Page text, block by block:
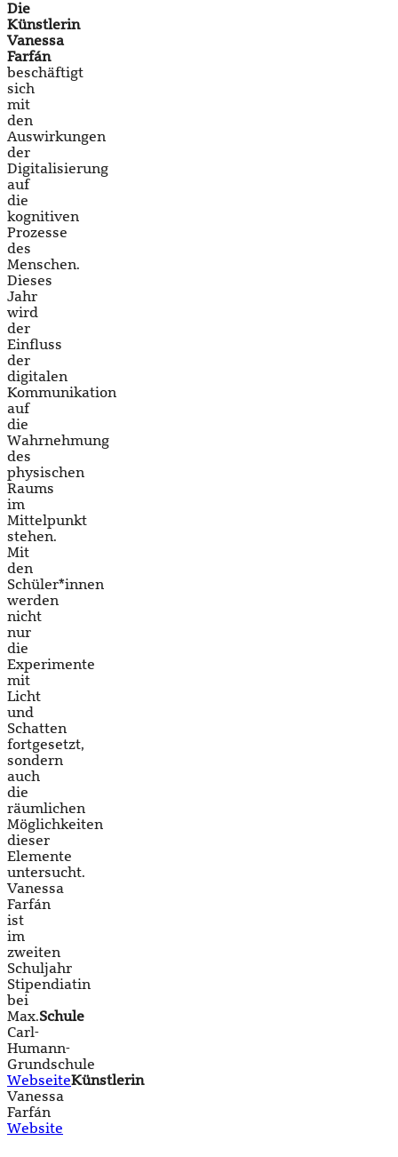
Die
Künstlerin
Vanessa
Farfán
beschäftigt
sich
mit
den
Auswirkungen
der
Digitalisierung
auf
die
kognitiven
Prozesse
des
Menschen.
Dieses
Jahr
wird
der
Einfluss
der
digitalen
Kommunikation
auf
die
Wahrnehmung
des
physischen
Raums
im
Mittelpunkt
stehen.
Mit
den
Schüler*innen
werden
nicht
nur
die
Experimente
mit
Licht
und
Schatten
fortgesetzt,
sondern
auch
die
räumlichen
Möglichkeiten
dieser
Elemente
untersucht.
Vanessa
Farfán
ist
im
zweiten
Schuljahr
Stipendiatin
bei
Max.Schule
Carl-
Humann-
Grundschule
WebseiteKünstlerin
Vanessa
Farfán
Website